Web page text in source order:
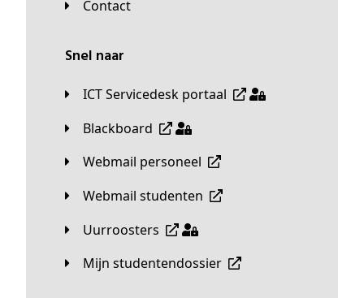
Contact
Snel naar
ICT Servicedesk portaal
Blackboard
Webmail personeel
Webmail studenten
Uurroosters
Mijn studentendossier